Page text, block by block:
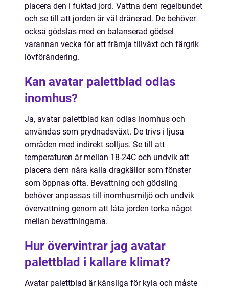
placera den i fuktad jord. Vattna dem regelbundet
och se till att jorden är väl dränerad. De behöver
också gödslas med en balanserad gödsel
varannan vecka för att främja tillväxt och färgrik
lövförändering.
Kan avatar palettblad odlas
inomhus?
Ja, avatar palettblad kan odlas inomhus och
användas som prydnadsväxt. De trivs i ljusa
områden med indirekt solljus. Se till att
temperaturen är mellan 18-24C och undvik att
placera dem nära kalla dragkällor som fönster
som öppnas ofta. Bevattning och gödsling
behöver anpassas till inomhusmiljö och undvik
övervattning genom att låta jorden torka något
mellan bevattningarna.
Hur övervintrar jag avatar
palettblad i kallare klimat?
Avatar palettblad är känsliga för kyla och måste